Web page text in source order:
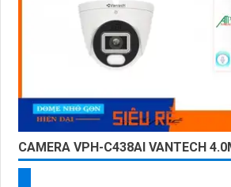
CAMERA VPH-C438AI VANTECH